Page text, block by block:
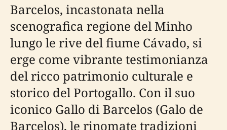
Barcelos, incastonata nella
scenografica regione del Minho
lungo le rive del fiume Cávado, si
erge come vibrante testimonianza
del ricco patrimonio culturale e
storico del Portogallo. Con il suo
iconico Gallo di Barcelos (Galo de
Barcelos), le rinomate tradizioni